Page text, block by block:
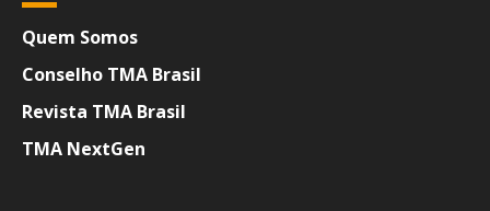
Quem Somos
Conselho TMA Brasil
Revista TMA Brasil
TMA NextGen